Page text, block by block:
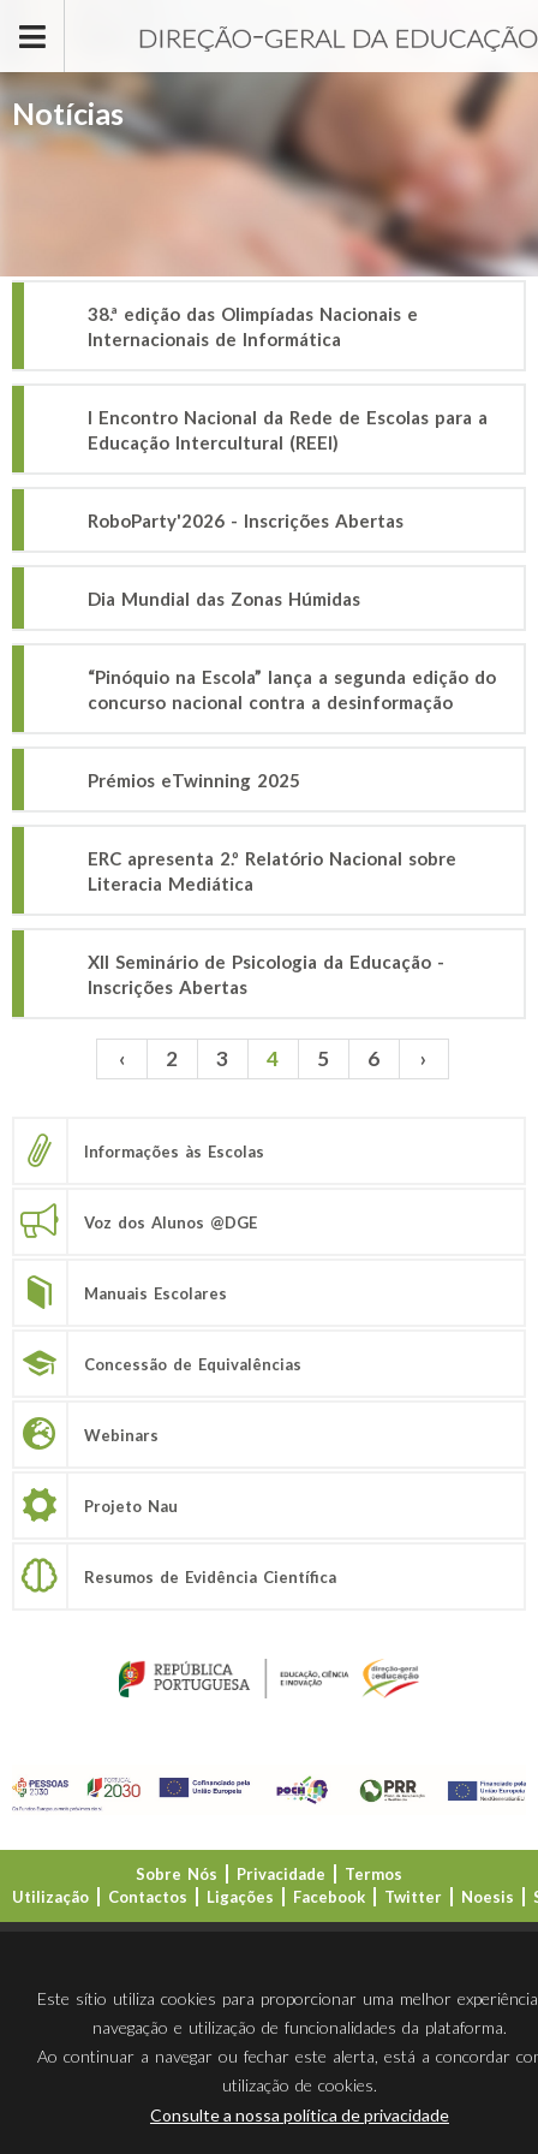
Notícias
38.ª edição das Olimpíadas Nacionais e
Internacionais de Informática
I Encontro Nacional da Rede de Escolas para a
Educação Intercultural (REEI)
RoboParty'2026 - Inscrições Abertas
Dia Mundial das Zonas Húmidas
“Pinóquio na Escola” lança a segunda edição do
concurso nacional contra a desinformação
Prémios eTwinning 2025
ERC apresenta 2.º Relatório Nacional sobre
Literacia Mediática
XII Seminário de Psicologia da Educação -
Inscrições Abertas
Páginas ‹ 2 3 4 5 6 ›
Informações às Escolas
Voz dos Alunos @DGE
Manuais Escolares
Concessão de Equivalências
Webinars
Projeto Nau
Resumos de Evidência Científica
Sobre Nós Privacidade
Termos
Utilização
Contactos Ligações Facebook Twitter Noesis
Este sítio utiliza cookies para proporcionar uma melhor
navegação e utilização de funcionalidades da plataforma.
Ao continuar a navegar ou fechar este alerta, está a concordar
utilização de cookies.
Consulte a nossa política de privacidade